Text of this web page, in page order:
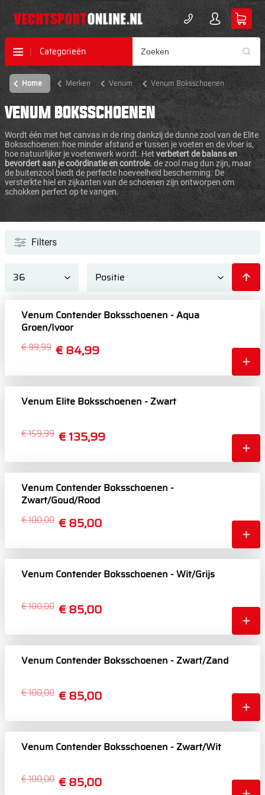
Categorieën
Home Merken Venum Venum Boksschoenen
VENUM BOKSSCHOENEN
Wordt één met het canvas in de ring dankzij de dunne zool van de Elite
Boksschoenen: hoe minder afstand er tussen je voeten en de vloer is,
hoe natuurlijker je voetenwerk wordt. Hetverbetert de balans en
bevordert aan je coördinatie en controle. de zool mag dun zijn, maar
de buitenzool biedt de perfecte hoeveelheid bescherming. De
versterkte hiel en zijkanten van de schoenen zijn ontworpen om
schokken perfect op te vangen.
Filters
Venum Contender Boksschoenen - Aqua
Groen/Ivoor
€ 84,99
€ 99,99
Venum Elite Boksschoenen - Zwart
€ 135,99
€ 159,99
Venum Contender Boksschoenen -
Zwart/Goud/Rood
€ 85,00
€ 100,00
Venum Contender Boksschoenen - Wit/Grijs
€ 85,00
€ 100,00
Venum Contender Boksschoenen - Zwart/Zand
€ 85,00
€ 100,00
Venum Contender Boksschoenen - Zwart/Wit
€ 85,00
€ 100,00